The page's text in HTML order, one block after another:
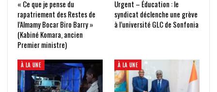
« Ce que je pense du
rapatriement des Restes de
l’Almamy Bocar Biro Barry »
(Kabiné Komara, ancien
Premier ministre)
Urgent – Éducation : le
syndicat déclenche une grève
à l’université GLC de Sonfonia
À LA UNE À LA UNE